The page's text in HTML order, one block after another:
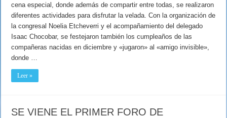
cena especial, donde además de compartir entre todas, se realizaron
diferentes actividades para disfrutar la velada. Con la organización de
la congresal Noelia Etcheverri y el acompañamiento del delegado
Isaac Chocobar, se festejaron también los cumpleaños de las
compañeras nacidas en diciembre y «jugaron» al «amigo invisible»,
donde …
Leer »
SE VIENE EL PRIMER FORO DE